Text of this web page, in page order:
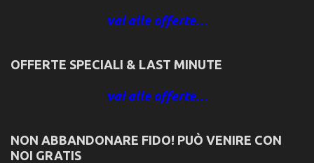
vai alle offerte…
OFFERTE SPECIALI & LAST MINUTE
vai alle offerte…
NON ABBANDONARE FIDO! PUÒ VENIRE CON
NOI GRATIS